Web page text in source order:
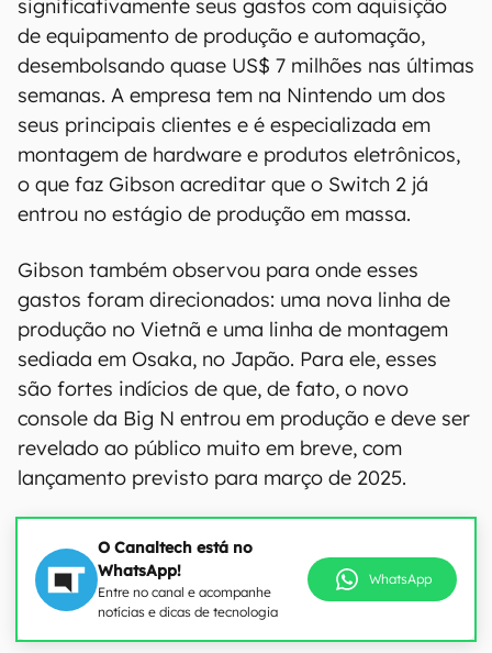
significativamente seus gastos com aquisição
de equipamento de produção e automação,
desembolsando quase US$ 7 milhões nas últimas
semanas. A empresa tem na Nintendo um dos
seus principais clientes e é especializada em
montagem de hardware e produtos eletrônicos,
o que faz Gibson acreditar que o Switch 2 já
entrou no estágio de produção em massa.
Gibson também observou para onde esses
gastos foram direcionados: uma nova linha de
produção no Vietnã e uma linha de montagem
sediada em Osaka, no Japão. Para ele, esses
são fortes indícios de que, de fato, o novo
console da Big N entrou em produção e deve ser
revelado ao público muito em breve, com
lançamento previsto para março de 2025.
O Canaltech está no
WhatsApp!
Entre no canal e acompanhe
notícias e dicas de tecnologia
WhatsApp